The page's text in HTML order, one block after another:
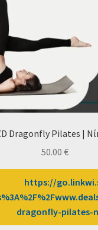
Dragonfly Pilates |
50.00 €
https://
dragonfly-pilates-